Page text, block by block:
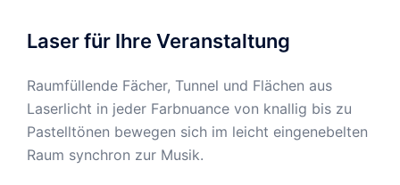
Laser für Ihre Veranstaltung
Raumfüllende Fächer, Tunnel und Flächen aus
Laserlicht in jeder Farbnuance von knallig bis zu
Pastelltönen bewegen sich im leicht eingenebelten
Raum synchron zur Musik.